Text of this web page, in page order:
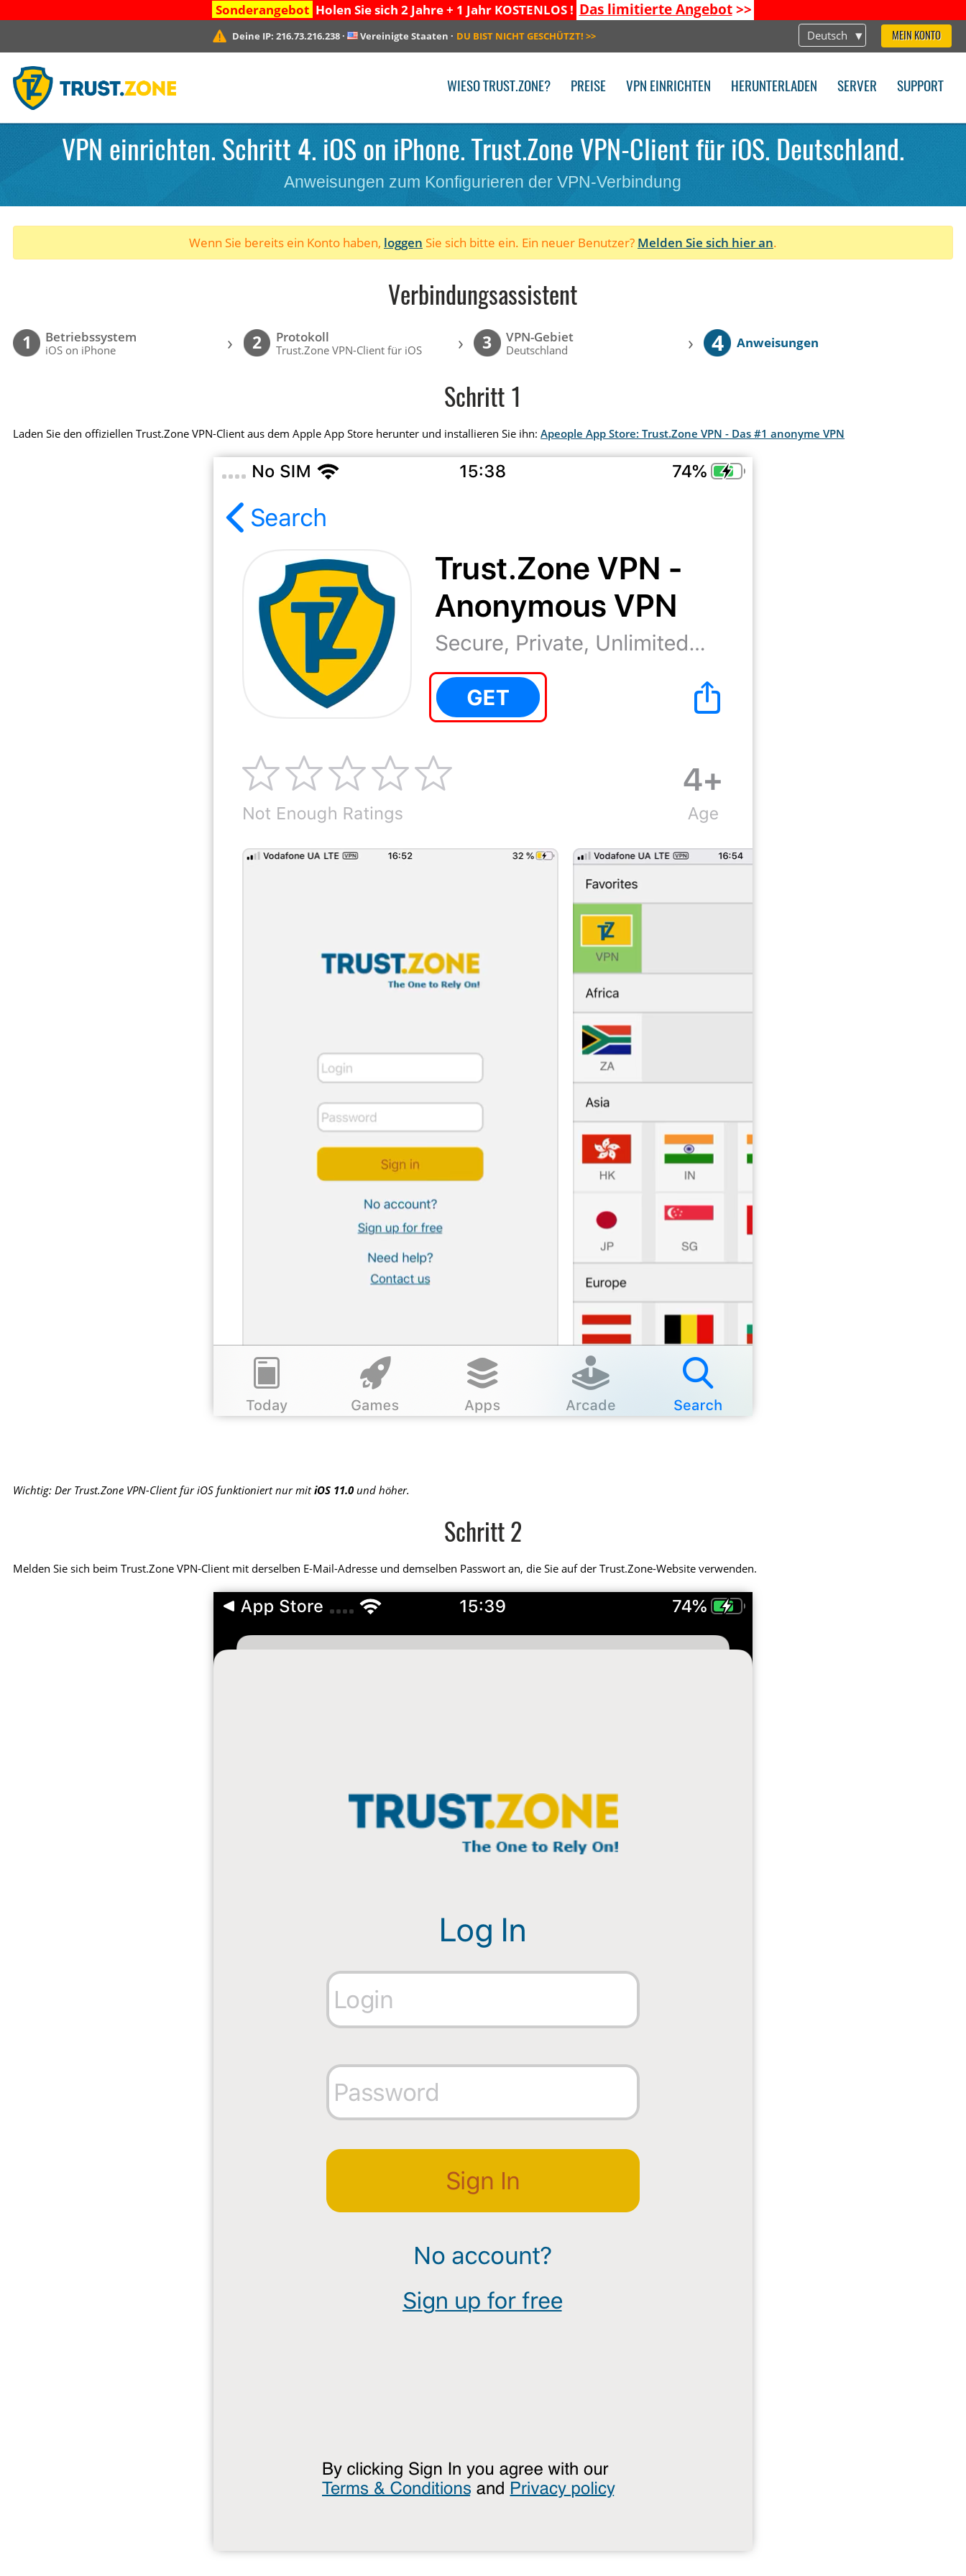
Sonderangebot Holen Sie sich 2 Jahre + 1 Jahr KOSTENLOS ! Das limitierte Angebot>>
Deutsch MEIN KONTO
Deine IP: 216.73.216.238· Vereinigte Staaten · DU BIST NICHT GESCHÜTZT! >>
WIESO TRUST.ZONE? PREISE VPN EINRICHTEN HERUNTERLADEN SERVER SUPPORT
VPN einrichten. Schritt 4. iOS on iPhone. Trust.Zone VPN-Client für iOS. Deutschland.
Anweisungen zum Konfigurieren der VPN-Verbindung
Wenn Sie bereits ein Konto haben, loggen Sie sich bitte ein. Ein neuer Benutzer? Melden Sie sich hier an.
Verbindungsassistent
1 Betriebssystem
iOS on iPhone › 2 Protokoll
Trust.Zone VPN-Client für iOS › 3 VPN-Gebiet
Deutschland › 4 Anweisungen
Schritt 1
Laden Sie den offiziellen Trust.Zone VPN-Client aus dem Apple App Store herunter und installieren Sie ihn:Apeople App Store: Trust.Zone VPN - Das #1 anonyme VPN
Wichtig: Der Trust.Zone VPN-Client für iOS funktioniert nur mitiOS 11.0und höher.
Schritt 2
Melden Sie sich beim Trust.Zone VPN-Client mit derselben E-Mail-Adresse und demselben Passwort an, die Sie auf der Trust.Zone-Website verwenden.